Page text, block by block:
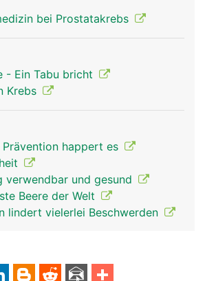
bei Prostatakrebs
- Ein Tabu bricht
Krebs
happert es
verwendbar und gesund
Beere der Welt
lindert vielerlei Beschwerden